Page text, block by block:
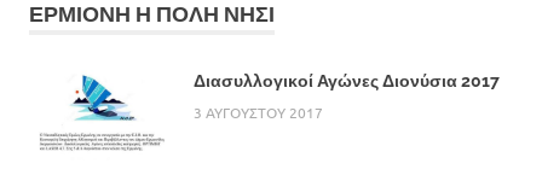
ΕΡΜΙΟΝΗ Η ΠΟΛΗ ΝΗΣΙ
Διασυλλογικοί Αγώνες Διονύσια 2017
3 ΑΥΓΟΥΣΤΟΥ 2017